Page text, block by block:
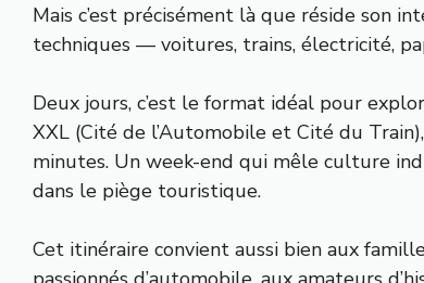
Mais c’est précisément là que réside son
techniques — voitures, trains, électricité,
Deux jours, c’est le format idéal pour
XXL (Cité de l’Automobile et Cité du
minutes. Un week-end qui mêle culture
dans le piège touristique.
Cet itinéraire convient aussi bien aux